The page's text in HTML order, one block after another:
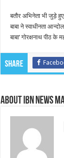
बतौर अभिनेता भी जुड़े हुए
बाबा ने स्वाधीनता
बाबा’ गोरक्षनाथ पीठ
Share
About IBN NEWS